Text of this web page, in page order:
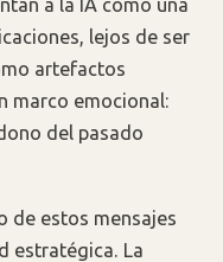
a la IA como una
lejos de ser
artefactos
marco emocional:
del pasado
de estos mensajes
estratégica. La